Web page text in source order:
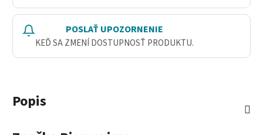
POSLAŤ UPOZORNENIE
KEĎ SA ZMENÍ DOSTUPNOSŤ PRODUKTU.
Popis